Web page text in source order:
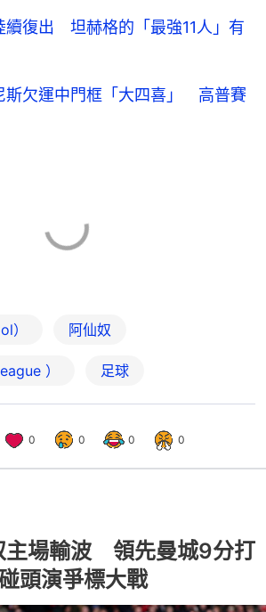
續復出 坦赫格的「最強11人」有
斯欠運中門框「大四喜」 高普賽
） 阿仙奴
） 足球
0 0 0 0
主場輸波 領先曼城9分打
頭演爭標大戰